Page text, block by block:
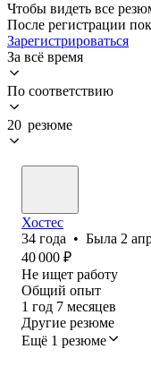
Чтобы видеть все
После регистрации
Зарегистрироваться
За всё время
По соответствию
20 резюме
Хостес
34 года • Была 2
40 000 ₽
Не ищет работу
Общий опыт
1 год 7 месяцев
Другие резюме
Ещё 1 резюме